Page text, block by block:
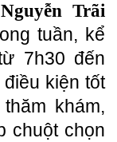
Trãi
tuần, kể
7h30 đến
kiện tốt
khám,
chuột chọn